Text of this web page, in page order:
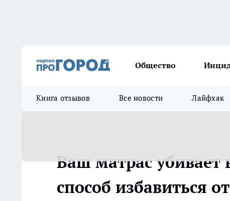
Общество
Книга отзывов Все новости Лайфхак
Ваш матрас убивает
способ избавиться